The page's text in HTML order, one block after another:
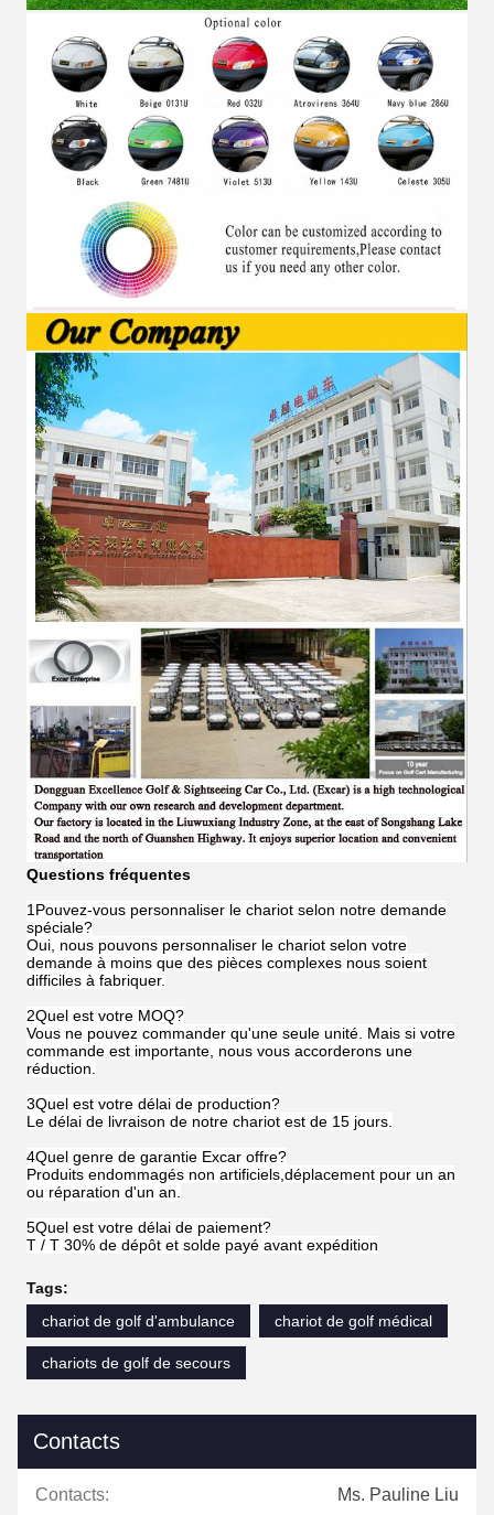
Questions fréquentes
1Pouvez-vous personnaliser le chariot selon notre demande
spéciale?
Oui, nous pouvons personnaliser le chariot selon votre
demande à moins que des pièces complexes nous soient
difficiles à fabriquer.
2Quel est votre MOQ?
Vous ne pouvez commander qu'une seule unité. Mais si votre
commande est importante, nous vous accorderons une
réduction.
3Quel est votre délai de production?
Le délai de livraison de notre chariot est de 15 jours.
4Quel genre de garantie Excar offre?
Produits endommagés non artificiels,déplacement pour un an
ou réparation d'un an.
5Quel est votre délai de paiement?
T / T 30% de dépôt et solde payé avant expédition
Tags:
chariot de golf d'ambulance
chariot de golf médical
chariots de golf de secours
Contacts
Contacts: Ms. Pauline Liu